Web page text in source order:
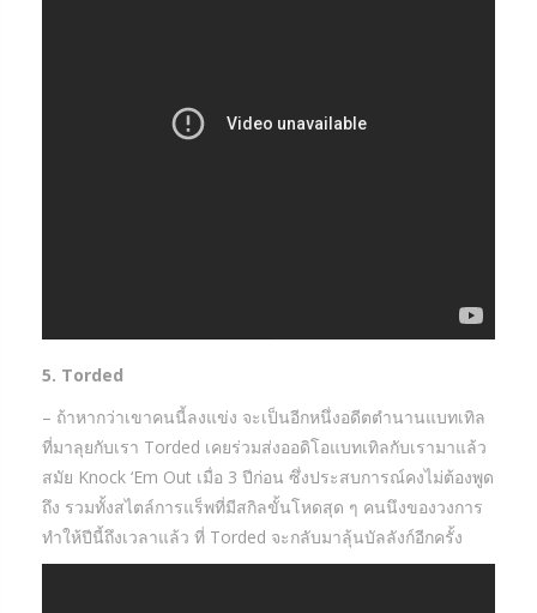
5. Torded
– ถ้าหากว่าเขาคนนี้ลงแข่ง จะเป็นอีกหนึ่งอดีตตำนานแบทเทิล
ที่มาลุยกับเรา Torded เคยร่วมส่งออดิโอแบทเทิลกับเรามาแล้ว
สมัย Knock ‘Em Out เมื่อ 3 ปีก่อน ซึ่งประสบการณ์คงไม่ต้องพูด
ถึง รวมทั้งสไตล์การแร็พที่มีสกิลขั้นโหดสุด ๆ คนนึงของวงการ
ทำให้ปีนี้ถึงเวลาแล้ว ที่ Torded จะกลับมาลุ้นบัลลังก์อีกครั้ง